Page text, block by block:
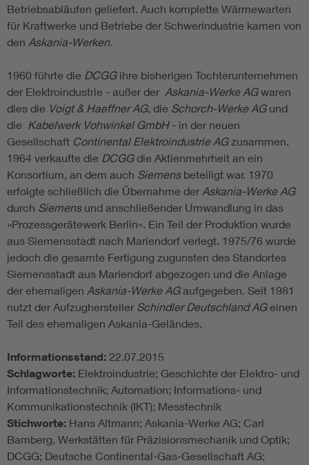
Betriebsabläufen geliefert. Auch komplette Wärmewarten
für Kraftwerke und Betriebe der Schwerindustrie kamen von
den Askania-Werken.
1960 führte die DCGGihre bisherigen Tochterunternehmen
der Elektroindustrie - außer der Askania-Werke AGwaren
dies die Voigt & Haeffner AG, die Schorch-Werke AGund
die Kabelwerk Vohwinkel GmbH- in der neuen
Gesellschaft Continental Elektroindustrie AGzusammen.
1964 verkaufte die DCGGdie Aktienmehrheit an ein
Konsortium, an dem auch Siemensbeteiligt war. 1970
erfolgte schließlich die Übernahme der Askania-Werke AG
durch Siemensund anschließender Umwandlung in das
»Prozessgerätewerk Berlin«. Ein Teil der Produktion wurde
aus Siemensstadt nach Mariendorf verlegt. 1975/76 wurde
jedoch die gesamte Fertigung zugunsten des Standortes
Siemensstadt aus Mariendorf abgezogen und die Anlage
der ehemaligen Askania-Werke AGaufgegeben. Seit 1981
nutzt der Aufzughersteller Schindler Deutschland AGeinen
Teil des ehemaligen Askania-Geländes.
Informationsstand: 22.07.2015
Schlagworte: Elektroindustrie; Geschichte der Elektro- und
Informationstechnik; Automation; Informations- und
Kommunikationstechnik (IKT); Messtechnik
Stichworte: Hans Altmann; Askania-Werke AG; Carl
Bamberg, Werkstätten für Präzisionsmechanik und Optik;
DCGG; Deutsche Continental-Gas-Gesellschaft AG;